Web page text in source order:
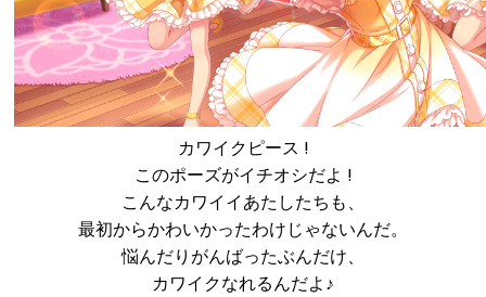
カワイクピース !
このポーズがイチオシだよ !
こんなカワイイあたしたちも、
最初からかわいかったわけじゃないんだ。
悩んだりがんばったぶんだけ、
カワイクなれるんだよ♪